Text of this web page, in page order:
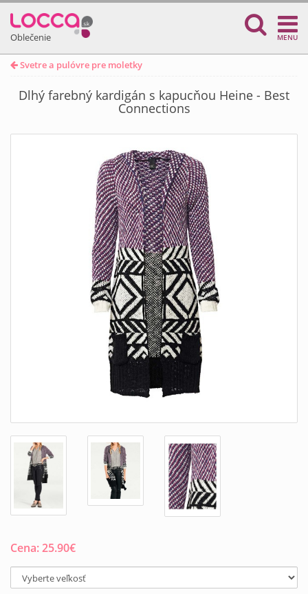
Oblečenie MENU
Svetre a pulóvre pre moletky
Dlhý farebný kardigán s kapucňou Heine - Best
Connections
Cena:25.90€